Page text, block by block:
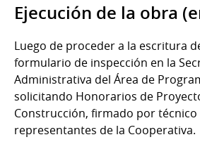
Ejecución de la obra
Luego de proceder a la escritura
formulario de inspección en la
Administrativa del Área de
solicitando Honorarios de
Construcción, firmado por técnico
representantes de la Cooperativa.